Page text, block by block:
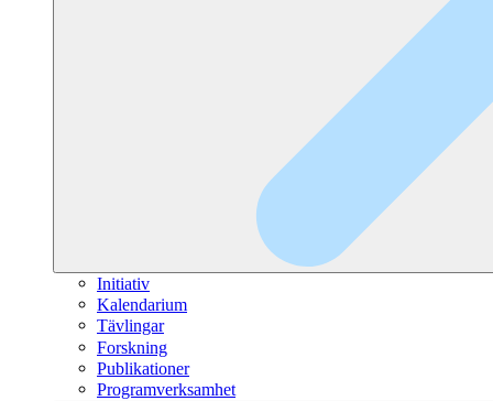
Initiativ
Kalendarium
Tävlingar
Forskning
Publikationer
Programverksamhet